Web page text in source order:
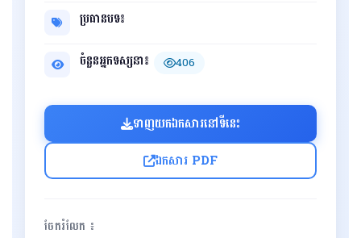
ប្រធានបទ៖
ចំនួនអ្នកទស្សនា៖
406
ទាញយកឯកសារនៅទីនេះ
ឯកសារ PDF
ចែករំលែក ៖